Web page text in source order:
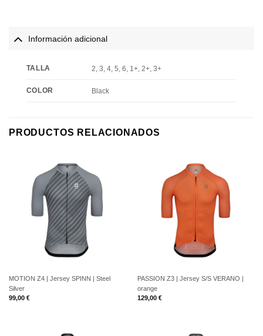
Información adicional
TALLA 2, 3, 4, 5, 6, 1+, 2+, 3+
COLOR Black
PRODUCTOS RELACIONADOS
MOTION Z4 | Jersey SPINN | Steel
Silver
99,00 €
PASSION Z3 | Jersey S/S VERANO |
orange
129,00 €